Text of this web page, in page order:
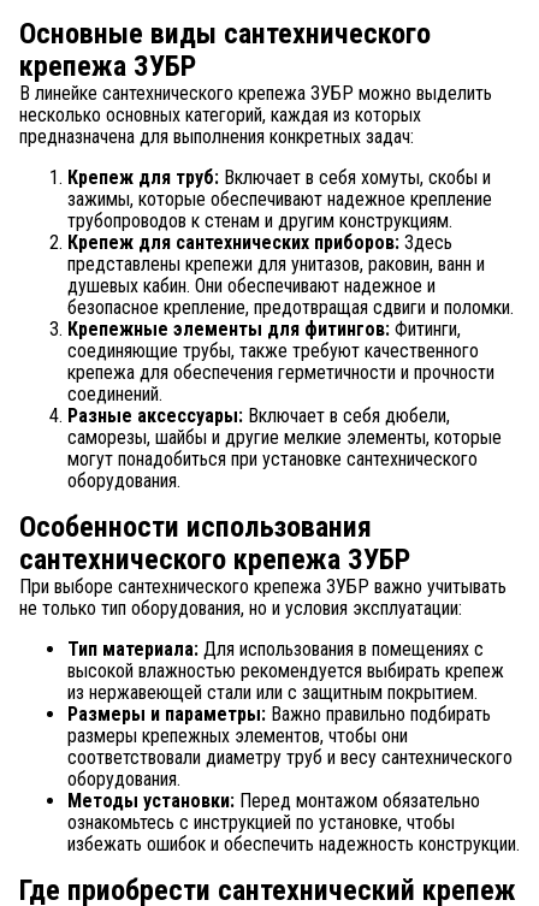
Основные виды сантехнического
крепежа ЗУБР
В линейке сантехнического крепежа ЗУБР можно выделить
несколько основных категорий, каждая из которых
предназначена для выполнения конкретных задач:
Крепеж для труб: Включает в себя хомуты, скобы и
зажимы, которые обеспечивают надежное крепление
трубопроводов к стенам и другим конструкциям.
Крепеж для сантехнических приборов: Здесь
представлены крепежи для унитазов, раковин, ванн и
душевых кабин. Они обеспечивают надежное и
безопасное крепление, предотвращая сдвиги и поломки.
Крепежные элементы для фитингов: Фитинги,
соединяющие трубы, также требуют качественного
крепежа для обеспечения герметичности и прочности
соединений.
Разные аксессуары: Включает в себя дюбели,
саморезы, шайбы и другие мелкие элементы, которые
могут понадобиться при установке сантехнического
оборудования.
Особенности использования
сантехнического крепежа ЗУБР
При выборе сантехнического крепежа ЗУБР важно учитывать
не только тип оборудования, но и условия эксплуатации:
Тип материала: Для использования в помещениях с
высокой влажностью рекомендуется выбирать крепеж
из нержавеющей стали или с защитным покрытием.
Размеры и параметры: Важно правильно подбирать
размеры крепежных элементов, чтобы они
соответствовали диаметру труб и весу сантехнического
оборудования.
Методы установки: Перед монтажом обязательно
ознакомьтесь с инструкцией по установке, чтобы
избежать ошибок и обеспечить надежность конструкции.
Где приобрести сантехнический крепеж